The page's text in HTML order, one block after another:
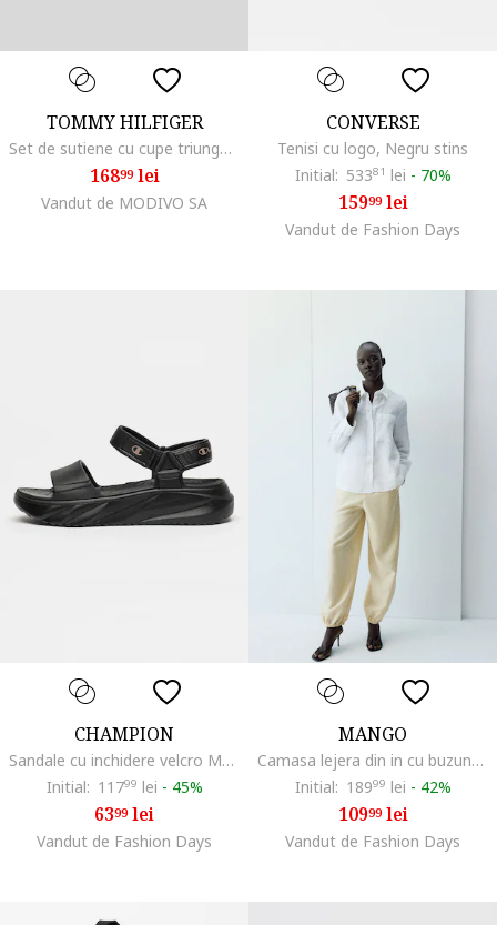
TOMMY HILFIGER
Set de sutiene cu cupe triunghiulare si detaliu logo - 3 perechi, Alb/Negru/Gri melange
16899lei
Vandut de MODIVO SA
CONVERSE
Tenisi cu logo, Negru stins
Initial: 53381 lei - 70%
15999lei
Vandut de Fashion Days
CHAMPION
Sandale cu inchidere velcro Moon, Negru carbon
Initial: 11799 lei - 45%
6399lei
Vandut de Fashion Days
MANGO
Camasa lejera din in cu buzunar pe piept, Alb
Initial: 18999 lei - 42%
10999lei
Vandut de Fashion Days